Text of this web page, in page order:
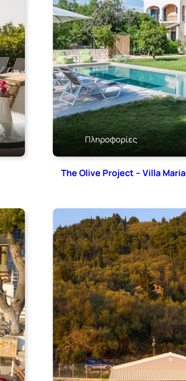
Πληροφορίες
The Olive Project – Villa Maria